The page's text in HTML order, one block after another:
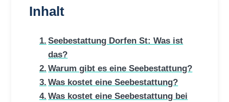
Inhalt
Seebestattung Dorfen St: Was ist
das?
Warum gibt es eine Seebestattung?
Was kostet eine Seebestattung?
Was kostet eine Seebestattung bei